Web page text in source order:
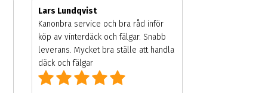
Lars Lundqvist
Kanonbra service och bra råd inför
köp av vinterdäck och fälgar. Snabb
leverans. Mycket bra ställe att handla
däck och fälgar